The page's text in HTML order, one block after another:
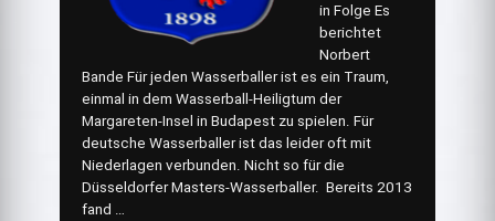
in Folge Es
berichtet
Norbert
Bande Für jeden Wasserballer ist es ein Traum,
einmal in dem Wasserball-Heiligtum der
Margareten-Insel in Budapest zu spielen. Für
deutsche Wasserballer ist das leider oft mit
Niederlagen verbunden. Nicht so für die
Düsseldorfer Masters-Wasserballer. Bereits 2013
fand …